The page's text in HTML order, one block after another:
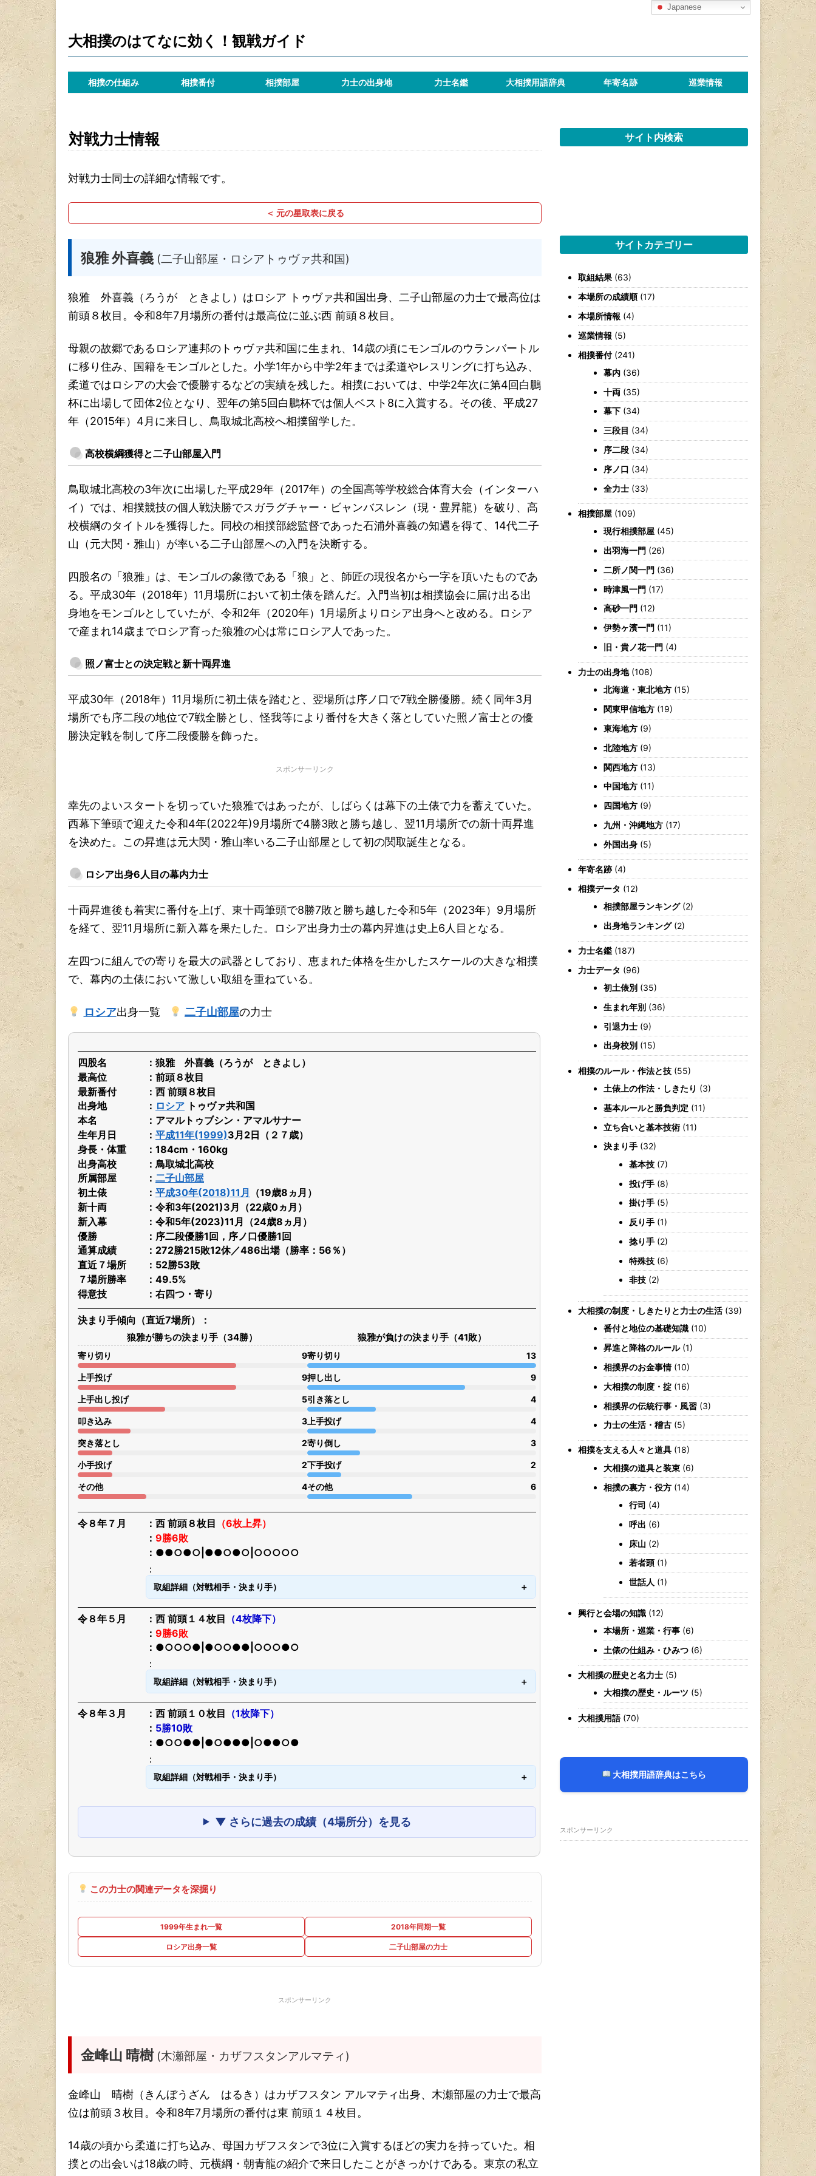
大相撲のはてなに効く！観戦ガイド
相撲の仕組み 相撲番付 相撲部屋 力士の出身地 力士名鑑 大相撲用語辞典 年寄名跡 巡業情報
対戦力士情報
対戦力士同士の詳細な情報です。
＜ 元の星取表に戻る
狼雅 外喜義 (二子山部屋・ロシアトゥヴァ共和国)
狼雅 外喜義（ろうが ときよし）はロシア トゥヴァ共和国出身、二子山部屋の力士で最高位は
前頭８枚目。令和8年7月場所の番付は最高位に並ぶ西 前頭８枚目。
母親の故郷であるロシア連邦のトゥヴァ共和国に生まれ、14歳の頃にモンゴルのウランバートル
に移り住み、国籍をモンゴルとした。小学1年から中学2年までは柔道やレスリングに打ち込み、
柔道ではロシアの大会で優勝するなどの実績を残した。相撲においては、中学2年次に第4回白鵬
杯に出場して団体2位となり、翌年の第5回白鵬杯では個人ベスト8に入賞する。その後、平成27
年（2015年）4月に来日し、鳥取城北高校へ相撲留学した。
高校横綱獲得と二子山部屋入門
鳥取城北高校の3年次に出場した平成29年（2017年）の全国高等学校総合体育大会（インターハ
イ）では、相撲競技の個人戦決勝でスガラグチャー・ビャンバスレン（現・豊昇龍）を破り、高
校横綱のタイトルを獲得した。同校の相撲部総監督であった石浦外喜義の知遇を得て、14代二子
山（元大関・雅山）が率いる二子山部屋への入門を決断する。
四股名の「狼雅」は、モンゴルの象徴である「狼」と、師匠の現役名から一字を頂いたものであ
る。平成30年（2018年）11月場所において初土俵を踏んだ。入門当初は相撲協会に届け出る出
身地をモンゴルとしていたが、令和2年（2020年）1月場所よりロシア出身へと改める。ロシア
で産まれ14歳までロシア育った狼雅の心は常にロシア人であった。
照ノ富士との決定戦と新十両昇進
平成30年（2018年）11月場所に初土俵を踏むと、翌場所は序ノ口で7戦全勝優勝。続く同年3月
場所でも序二段の地位で7戦全勝とし、怪我等により番付を大きく落としていた照ノ富士との優
勝決定戦を制して序二段優勝を飾った。
スポンサーリンク
幸先のよいスタートを切っていた狼雅ではあったが、しばらくは幕下の土俵で力を蓄えていた。
西幕下筆頭で迎えた令和4年(2022年)9月場所で4勝3敗と勝ち越し、翌11月場所での新十両昇進
を決めた。この昇進は元大関・雅山率いる二子山部屋として初の関取誕生となる。
ロシア出身6人目の幕内力士
十両昇進後も着実に番付を上げ、東十両筆頭で8勝7敗と勝ち越した令和5年（2023年）9月場所
を経て、翌11月場所に新入幕を果たした。ロシア出身力士の幕内昇進は史上6人目となる。
左四つに組んでの寄りを最大の武器としており、恵まれた体格を生かしたスケールの大きな相撲
で、幕内の土俵において激しい取組を重ねている。
ロシア出身一覧 二子山部屋の力士
四股名
狼雅 外喜義（ろうが ときよし）
最高位
前頭８枚目
最新番付
西 前頭８枚目
出身地
ロシア トゥヴァ共和国
本名
アマルトゥブシン・アマルサナー
生年月日
平成11年(1999)3月2日（２７歳）
身長・体重
184cm・160kg
出身高校
鳥取城北高校
所属部屋
二子山部屋
初土俵
平成30年(2018)11月
（19歳8ヵ月）
新十両
令和3年(2021)3月（22歳0ヵ月）
新入幕
令和5年(2023)11月（24歳8ヵ月）
優勝
序二段優勝1回，序ノ口優勝1回
通算成績
272勝215敗12休／486出場（勝率：56％）
直近７場所
52勝53敗
７場所勝率
49.5%
得意技
右四つ・寄り
決まり手傾向（直近7場所）
狼雅が勝ちの決まり手（34勝）
寄り切り 9
上手投げ 9
上手出し投げ 5
叩き込み 3
突き落とし 2
小手投げ 2
その他 4
狼雅が負けの決まり手（41敗）
寄り切り 13
押し出し 9
引き落とし 4
上手投げ 4
寄り倒し 3
下手投げ 2
その他 6
令８年７月 西 前頭８枚目 （6枚上昇）
9勝6敗
●●○●○|●●○●○|○○○○○
取組詳細（対戦相手・決まり手）
令８年５月 西 前頭１４枚目 （4枚降下）
9勝6敗
●○○○●|●○○●●|○○○●○
取組詳細（対戦相手・決まり手）
令８年３月 西 前頭１０枚目 （1枚降下）
5勝10敗
●○○●●|●○●●●|○●●○●
取組詳細（対戦相手・決まり手）
▼ さらに過去の成績（4場所分）を見る
この力士の関連データを深掘り
1999年生まれ一覧 2018年同期一覧
ロシア出身一覧 二子山部屋の力士
スポンサーリンク
金峰山 晴樹 (木瀬部屋・カザフスタンアルマティ)
金峰山 晴樹（きんぼうざん はるき）はカザフスタン アルマティ出身、木瀬部屋の力士で最高
位は前頭３枚目。令和8年7月場所の番付は東 前頭１４枚目。
14歳の頃から柔道に打ち込み、母国カザフスタンで3位に入賞するほどの実力を持っていた。相
撲との出会いは18歳の時、元横綱・朝青龍の紹介で来日したことがきっかけである。東京の私立
サイト内検索
サイトカテゴリー
取組結果 (63)
本場所の成績順(17)
本場所情報 (4)
巡業情報 (5)
相撲番付(241)
幕内 (36)
十両 (35)
幕下 (34)
三段目 (34)
序二段 (34)
序ノ口 (34)
全力士 (33)
相撲部屋 (109)
現行相撲部屋 (45)
出羽海一門 (26)
二所ノ関一門 (36)
時津風一門 (17)
高砂一門 (12)
伊勢ヶ濱一門 (11)
旧・貴ノ花一門 (4)
力士の出身地(108)
北海道・東北地方 (15)
関東甲信地方 (19)
東海地方 (9)
北陸地方 (9)
関西地方 (13)
中国地方 (11)
四国地方 (9)
九州・沖縄地方 (17)
外国出身 (5)
年寄名跡(4)
相撲データ (12)
相撲部屋ランキング(2)
出身地ランキング(2)
力士名鑑 (187)
力士データ (96)
初土俵別 (35)
生まれ年別 (36)
引退力士 (9)
出身校別 (15)
相撲のルール・作法と技 (55)
土俵上の作法・しきたり (3)
基本ルールと勝負判定 (11)
立ち合いと基本技術 (11)
決まり手 (32)
基本技 (7)
投げ手 (8)
掛け手 (5)
反り手 (1)
捻り手 (2)
特殊技 (6)
非技 (2)
大相撲の制度・しきたりと力士の生活 (39)
番付と地位の基礎知識 (10)
昇進と降格のルール(1)
相撲界のお金事情(10)
大相撲の制度・掟 (16)
相撲界の伝統行事・風習 (3)
力士の生活・稽古 (5)
相撲を支える人々と道具 (18)
大相撲の道具と装束 (6)
相撲の裏方・役方 (14)
行司 (4)
呼出 (6)
床山 (2)
若者頭 (1)
世話人 (1)
興行と会場の知識 (12)
本場所・巡業・行事 (6)
土俵の仕組み・ひみつ (6)
大相撲の歴史と名力士 (5)
大相撲の歴史・ルーツ (5)
大相撲用語 (70)
大相撲用語辞典はこちら
スポンサーリンク
Japanese